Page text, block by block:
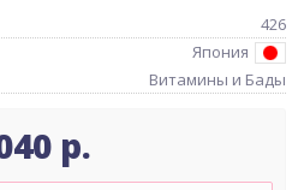
426
Япония
Витамины и Бады
р.